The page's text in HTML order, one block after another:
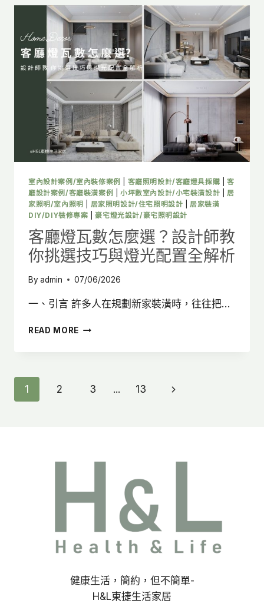
數
怎
麼
設
計
師
戰
解
析，
輕
鬆
成
臥
室
燈
光
配
置
室內設計案例/室內裝修案例 客廳照明設計/客廳燈具採購 |客
廳設計案例/客廳裝潢案例
小坪數室內設計/小宅裝潢設計 |居
家照明/室內照明
居家照明設計/住宅照明設計 |居家裝潢
DIY/DIY裝修專案 |豪宅燈光設計/豪宅照明設計
客廳燈瓦數怎麼選？設計師教
你挑選技巧與燈光配置全解析
Byadmin 07/06/2026
一、引言 許多人在規劃新家裝潢時，往往把…
READ MORE
選
燈
配
置
Page
1 2 3 ... 13
Next
健康生活，簡約，但不簡單-
H&L東捷生活家居